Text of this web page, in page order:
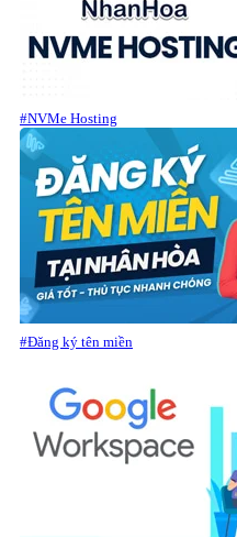
#NVMe Hosting
#Đăng ký tên miền